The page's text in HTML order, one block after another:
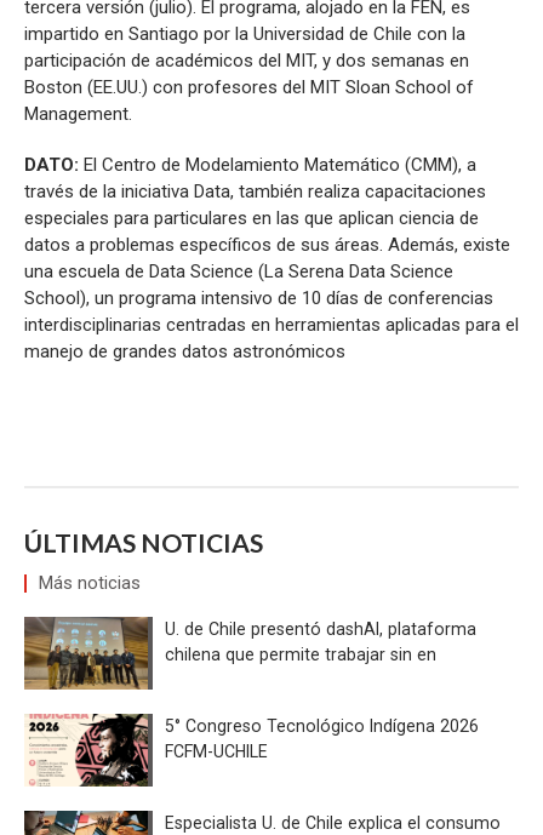
tercera versión (julio). El programa, alojado en la FEN, es
impartido en Santiago por la Universidad de Chile con la
participación de académicos del MIT, y dos semanas en
Boston (EE.UU.) con profesores del MIT Sloan School of
Management.
DATO: El Centro de Modelamiento Matemático (CMM), a
través de la iniciativa Data, también realiza capacitaciones
especiales para particulares en las que aplican ciencia de
datos a problemas específicos de sus áreas. Además, existe
una escuela de Data Science (La Serena Data Science
School), un programa intensivo de 10 días de conferencias
interdisciplinarias centradas en herramientas aplicadas para el
manejo de grandes datos astronómicos
ÚLTIMAS NOTICIAS
Más noticias
U. de Chile presentó dashAI, plataforma
chilena que permite trabajar sin en
5° Congreso Tecnológico Indígena 2026
FCFM-UCHILE
Especialista U. de Chile explica el consumo